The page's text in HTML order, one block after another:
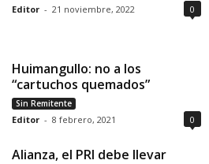
Editor - 21 noviembre, 2022 0
Huimangullo: no a los
“cartuchos quemados”
Sin Remitente
Editor - 8 febrero, 2021 0
Alianza, el PRI debe llevar